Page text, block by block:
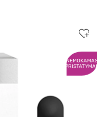
NEMOKAMAS
PRISTATYMAS